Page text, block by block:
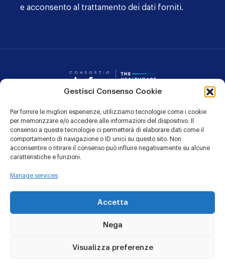
Gestisci Consenso Cookie
Per fornire le migliori esperienze, utilizziamo tecnologie come i cookie
per memorizzare e/o accedere alle informazioni del dispositivo. Il
consenso a queste tecnologie ci permetterà di elaborare dati come il
comportamento di navigazione o ID unici su questo sito. Non
acconsentire o ritirare il consenso può influire negativamente su alcune
caratteristiche e funzioni.
Manage services
Accetta
Nega
Visualizza preferenze
e acconsento al trattamento dei dati forniti.
Consorzio
CONTATTI
PRIVACY POLICY
COOKIE POLICY
Linkedin
© 1991 - 2026 CONSORZIO DAFNE
Studio